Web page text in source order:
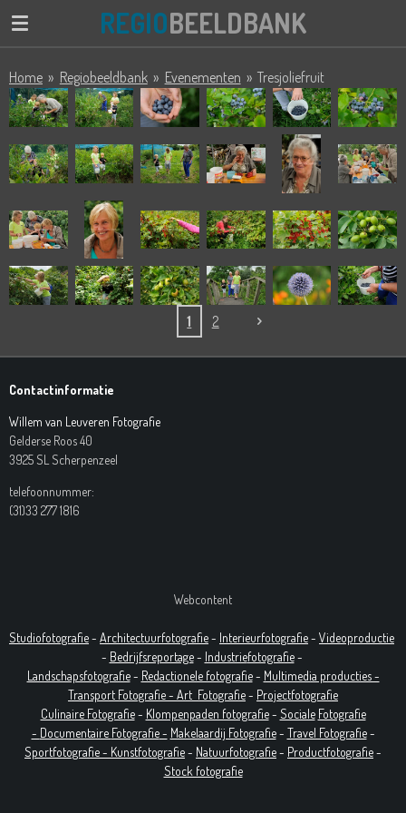
Ga
de
hoofdinhoud
REGIOBEELDBANK
Home » Regiobeeldbank » Evenementen » Tresjoliefruit
1 2
Contactinformatie
Willem van Leuveren Fotografie
Gelderse Roos 40
3925 SL Scherpenzeel
telefoonnummer:
(31)33 277 1816
Webcontent
Studiofotografie- Architectuurfotografie- Interieurfotografie- Videoproductie
- Bedrijfsreportage- Industriefotografie-
Landschapsfotografie- Redactionele fotografie- Multimedia producties -
Transport Fotografie - Art Fotografie- Projectfotografie
Culinaire Fotografie- Klompenpaden fotografie- Sociale Fotografie
- Documentaire Fotografie- Makelaardij Fotografie- Travel Fotografie-
Sportfotografie - Kunstfotografie- Natuurfotografie- Productfotografie-
Stock fotografie